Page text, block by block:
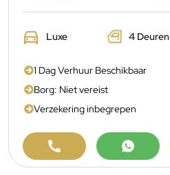
Luxe 4 Deuren
1 Dag Verhuur Beschikbaar
Borg: Niet vereist
Verzekering inbegrepen